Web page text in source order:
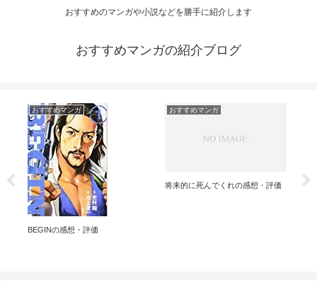
おすすめのマンガや小説などを勝手に紹介します
おすすめマンガの紹介ブログ
おすすめマンガ
BEGINの感想・評価
おすすめマンガ
将来的に死んでくれの感想・評価 バ